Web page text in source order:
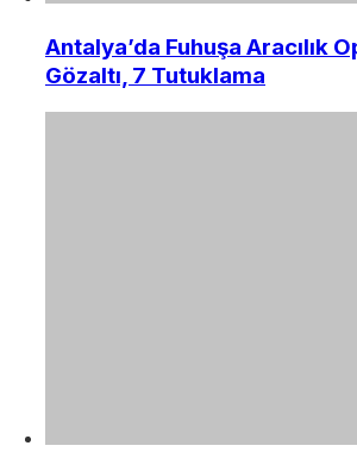
Antalya’da Fuhuşa Aracılık
Gözaltı, 7 Tutuklama